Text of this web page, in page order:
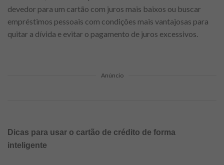
devedor para um cartão com juros mais baixos ou buscar
empréstimos pessoais com condições mais vantajosas para
quitar a dívida e evitar o pagamento de juros excessivos.
Anúncio
Dicas para usar o cartão de crédito de forma
inteligente